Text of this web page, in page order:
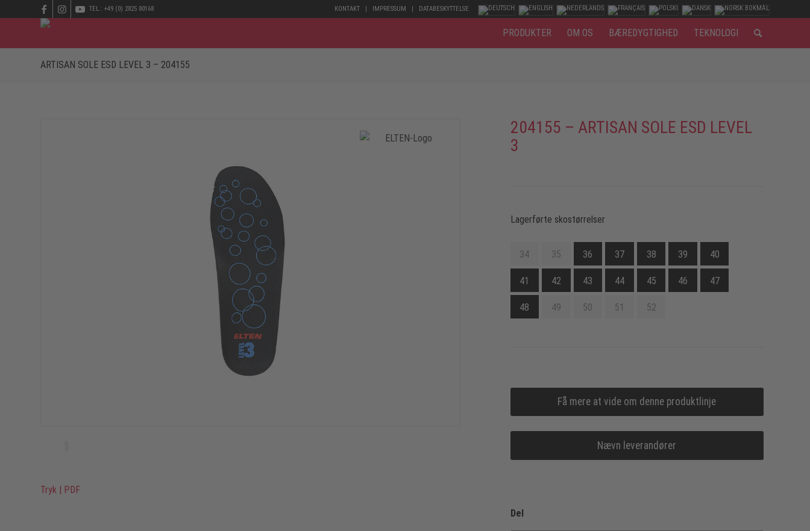
KONTAKT IMPRESSUM DATABESKYTTELSE
TEL.: +49 (0) 2825 80168
PRODUKTER OM OS BÆREDYGTIGHED TEKNOLOGI
ARTISAN SOLE ESD LEVEL 3 – 204155
Tryk | PDF
204155 – ARTISAN SOLE ESD LEVEL
3
Lagerførte skostørrelser
34 35 36 37 38 39 40
41 42 43 44 45 46 47
48 49 50 51 52
Få mere at vide om denne produktlinje
Nævn leverandører
Del